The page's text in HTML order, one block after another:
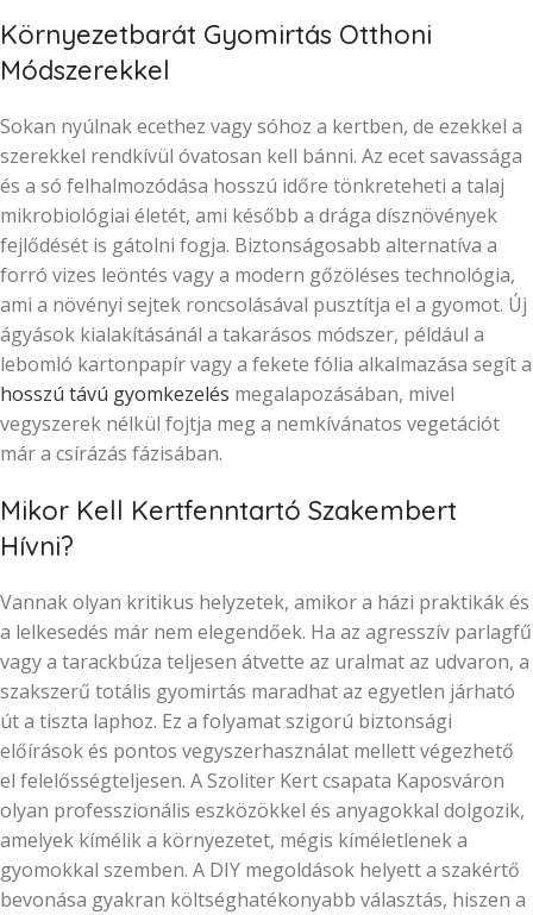
Környezetbarát Gyomirtás Otthoni
Módszerekkel
Sokan nyúlnak ecethez vagy sóhoz a kertben, de ezekkel a
szerekkel rendkívül óvatosan kell bánni. Az ecet savassága
és a só felhalmozódása hosszú időre tönkreteheti a talaj
mikrobiológiai életét, ami később a drága dísznövények
fejlődését is gátolni fogja. Biztonságosabb alternatíva a
forró vizes leöntés vagy a modern gőzöléses technológia,
ami a növényi sejtek roncsolásával pusztítja el a gyomot. Új
ágyások kialakításánál a takarásos módszer, például a
lebomló kartonpapír vagy a fekete fólia alkalmazása segít a
hosszú távú gyomkezelés megalapozásában, mivel
vegyszerek nélkül fojtja meg a nemkívánatos vegetációt
már a csírázás fázisában.
Mikor Kell Kertfenntartó Szakembert
Hívni?
Vannak olyan kritikus helyzetek, amikor a házi praktikák és
a lelkesedés már nem elegendőek. Ha az agresszív parlagfű
vagy a tarackbúza teljesen átvette az uralmat az udvaron, a
szakszerű totális gyomirtás maradhat az egyetlen járható
út a tiszta laphoz. Ez a folyamat szigorú biztonsági
előírások és pontos vegyszerhasználat mellett végezhető
el felelősségteljesen. A Szoliter Kert csapata Kaposváron
olyan professzionális eszközökkel és anyagokkal dolgozik,
amelyek kímélik a környezetet, mégis kíméletlenek a
gyomokkal szemben. A DIY megoldások helyett a szakértő
bevonása gyakran költséghatékonyabb választás, hiszen a